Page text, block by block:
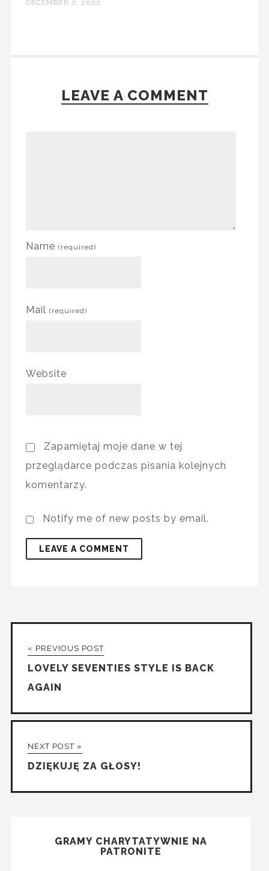
DECEMBER 2, 2022
LEAVE A COMMENT
Name (required)
Mail (required)
Website
Zapamiętaj moje dane w tej
przeglądarce podczas pisania kolejnych
komentarzy.
Notify me of new posts by email.
« PREVIOUS POST
LOVELY SEVENTIES STYLE IS BACK
AGAIN
NEXT POST »
DZIĘKUJĘ ZA GŁOSY!
GRAMY CHARYTATYWNIE NA
PATRONITE